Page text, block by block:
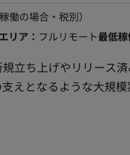
働の場合・税別）
エリア： フルリモート最低稼
立ち上げやリリース
えとなるような大規
に対応できる方歓迎で